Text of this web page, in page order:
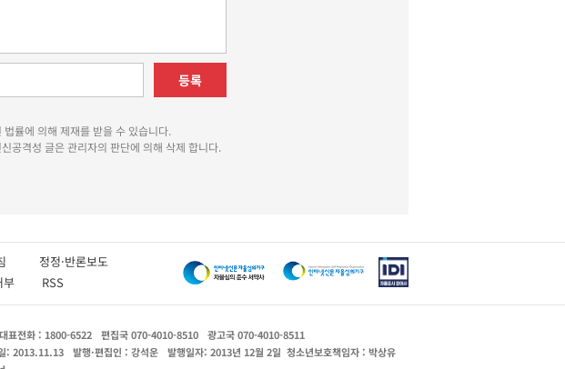
등록
률에 의해 제재를 받을 수 있습니다.
공격성 글은 관리자의 판단에 의해 삭제 합니다.
침 정정·반론보도
부 RSS
대표전화 : 1800-6522 편집국 070-4010-8510
광고국 070-4010-8511
: 2013.11.13 발행·편집인 : 강석운 발행일자: 2013년 12월 2일 청소년보호책임자 : 박상유